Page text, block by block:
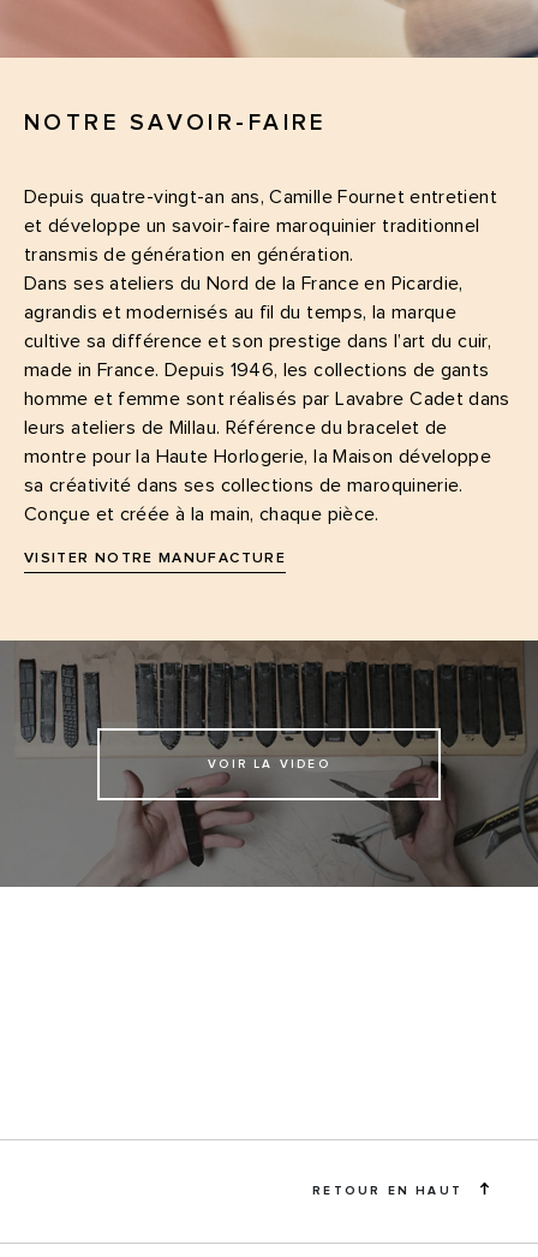
NOTRE SAVOIR-FAIRE
Depuis quatre-vingt-an ans, Camille Fournet entretient
et développe un savoir-faire maroquinier traditionnel
transmis de génération en génération.
Dans ses ateliers du Nord de la France en Picardie,
agrandis et modernisés au fil du temps, la marque
cultive sa différence et son prestige dans l’art du cuir,
made in France. Depuis 1946, les collections de gants
homme et femme sont réalisés par Lavabre Cadet dans
leurs ateliers de Millau. Référence du bracelet de
montre pour la Haute Horlogerie, la Maison développe
sa créativité dans ses collections de maroquinerie.
Conçue et créée à la main, chaque pièce.
VISITER NOTRE MANUFACTURE
VOIR LA VIDEO
RETOUR EN HAUT